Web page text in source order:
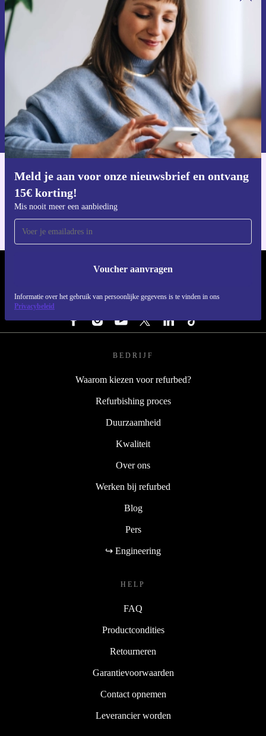
Meld je aan voor onze nieuwsbrief en ontvang
15€ korting!
Mis nooit meer een aanbieding
Voucher aanvragen
Informatie over het gebruik van persoonlijke gegevens is te vinden in ons
Privacybeleid
Meld je aan voor onze nieuwsbrief en
ontvang €15 korting!
Mis nooit meer een aanbieding.
Voucher aanvragen
Informatie over het gebruik van persoonsgegevens vind je in ons
privacybeleid
Download de refurbed app
REFURBED NEDERLAND - RETHINK NEW.
VOLG ONS
BEDRIJF
Waarom kiezen voor refurbed?
Refurbishing proces
Duurzaamheid
Kwaliteit
Over ons
Werken bij refurbed
Blog
Pers
↪ Engineering
HELP
FAQ
Productcondities
Retourneren
Garantievoorwaarden
Contact opnemen
Leverancier worden